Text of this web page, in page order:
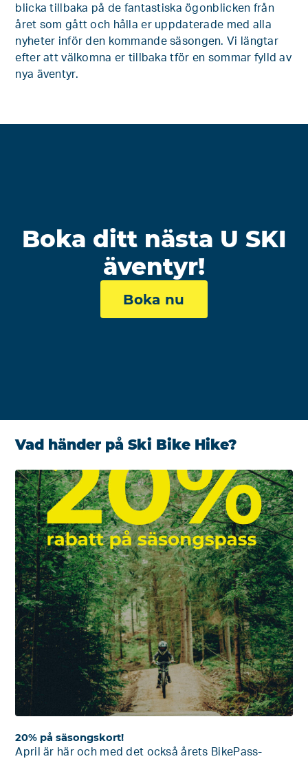
blicka tillbaka på de fantastiska ögonblicken från
året som gått och hålla er uppdaterade med alla
nyheter inför den kommande säsongen. Vi längtar
efter att välkomna er tillbaka tför en sommar fylld av
nya äventyr.
Boka ditt nästa U SKI
äventyr!
Boka nu
Vad händer på Ski Bike Hike?
20% på säsongskort!
April är här och med det också årets BikePass-